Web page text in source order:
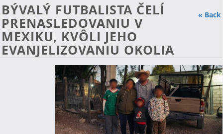
« Back
BÝVALÝ FUTBALISTA ČELÍ
PRENASLEDOVANIU V
MEXIKU, KVÔLI JEHO
EVANJELIZOVANIU OKOLIA